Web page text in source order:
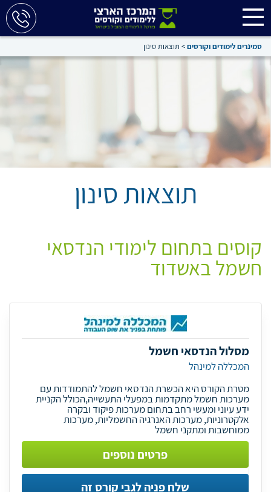
סמינרים לימודים וקורסים> תוצאות סינון
תוצאות סינון
קוסים בתחום לימודי הנדסאי
חשמל באשדוד
מסלול הנדסאי חשמל
המכללה למינהל
מטרת הקורס היא הכשרת הנדסאי חשמל להתמודדות עם
מערכות חשמל מתקדמות במפעלי התעשייה,הכולל הקניית
ידע עיוני ומעשי רחב בתחום מערכות פיקוד ובקרה
אלקטרוניות, מערכות האנרגיה החשמליות, מערכות
ממוחשבות ומתקני חשמל
פרטים נוספים
שלח פניה לגבי קורס זה